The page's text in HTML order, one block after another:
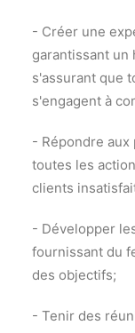
- Créer une
garantissant un
s'assurant que
s'engagent à
- Répondre
toutes les
clients
- Développer
fournissant du
des objectifs;
- Tenir des